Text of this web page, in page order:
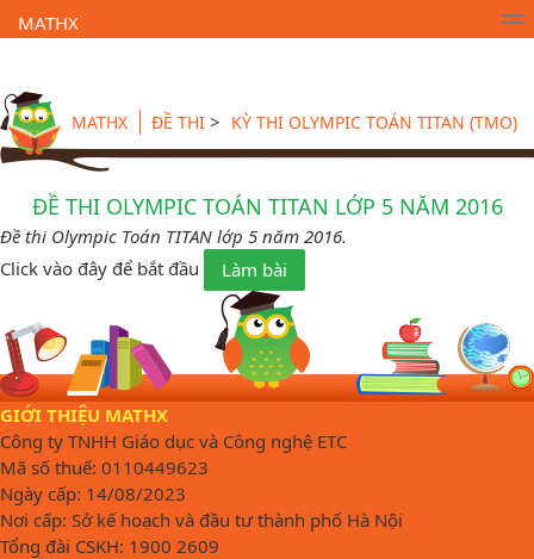
MATHX
MATHX ĐỀ THI > KỲ THI OLYMPIC TOÁN TITAN (TMO)
ĐỀ THI OLYMPIC TOÁN TITAN LỚP 5 NĂM 2016
Đề thi Olympic Toán TITAN lớp 5 năm 2016.
Click vào đây để bắt đầu
Làm bài
GIỚI THIỆU MATHX
Công ty TNHH Giáo dục và Công nghệ ETC
Mã số thuế: 0110449623
Ngày cấp: 14/08/2023
Nơi cấp: Sở kế hoạch và đầu tư thành phố Hà Nội
Tổng đài CSKH: 1900 2609